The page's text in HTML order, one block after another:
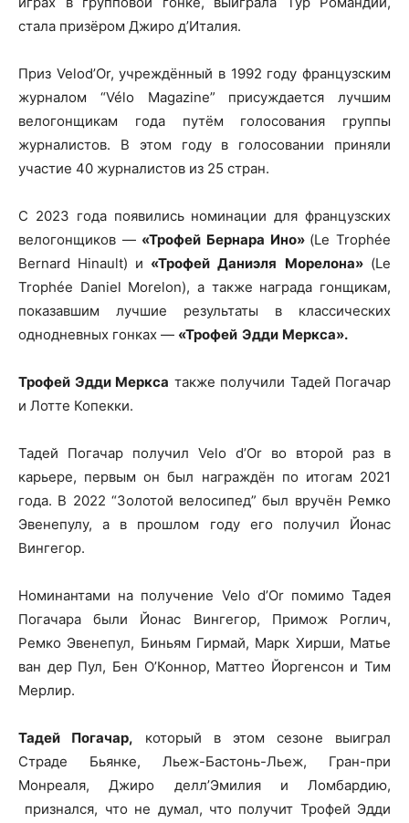
стала призёром Джиро д’Италия.
Приз Velod’Or, учреждённый в 1992 году французским
журналом “Vélo Magazine” присуждается лучшим
велогонщикам года путём голосования группы
журналистов. В этом году в голосовании приняли
участие 40 журналистов из 25 стран.
С 2023 года появились номинации для французских
велогонщиков — «Трофей Бернара Ино» (Le Trophée
Bernard Hinault) и «Трофей Даниэля Морелона» (Le
Trophée Daniel Morelon), а также награда гонщикам,
показавшим лучшие результаты в классических
однодневных гонках — «Трофей Эдди Меркса».
Трофей Эдди Меркса также получили Тадей Погачар
и Лотте Копекки.
Тадей Погачар получил Velo d’Or во второй раз в
карьере, первым он был награждён по итогам 2021
года. В 2022 “Золотой велосипед” был вручён Ремко
Эвенепулу, а в прошлом году его получил Йонас
Вингегор.
Номинантами на получение Velo d’Or помимо Тадея
Погачара были Йонас Вингегор, Примож Роглич,
Ремко Эвенепул, Биньям Гирмай, Марк Хирши, Матье
ван дер Пул, Бен О’Коннор, Маттео Йоргенсон и Тим
Мерлир.
Тадей Погачар, который в этом сезоне выиграл
Страде Бьянке, Льеж-Бастонь-Льеж, Гран-при
Монреаля, Джиро делл’Эмилия и Ломбардию,
признался, что не думал, что получит Трофей Эдди